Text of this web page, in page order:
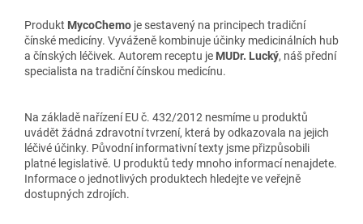
Produkt MycoChemo je sestavený na principech tradiční
čínské medicíny. Vyváženě kombinuje účinky medicinálních hub
a čínských léčivek. Autorem receptu je MUDr. Lucký, náš přední
specialista na tradiční čínskou medicínu.
Na základě nařízení EU č. 432/2012 nesmíme u produktů
uvádět žádná zdravotní tvrzení, která by odkazovala na jejich
léčivé účinky. Původní informativní texty jsme přizpůsobili
platné legislativě. U produktů tedy mnoho informací nenajdete.
Informace o jednotlivých produktech hledejte ve veřejně
dostupných zdrojích.